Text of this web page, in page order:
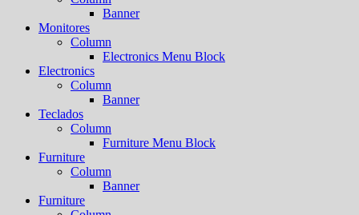
Banner
Monitores
Column
Electronics Menu Block
Electronics
Column
Banner
Teclados
Column
Furniture Menu Block
Furniture
Column
Banner
Furniture